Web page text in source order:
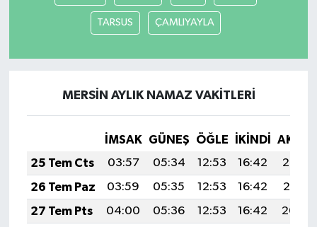
TARSUS ÇAMLIYAYLA
MERSİN AYLIK NAMAZ VAKITLERI
İMSAK GÜNEŞ ÖĞLE İKINDI
25 Tem Cts
03:57 05:34 12:53 16:42
20:02
26 Tem Paz
03:59 05:35 12:53 16:42
20:01
27 Tem Pts
04:00 05:36 12:53 16:42
20:00